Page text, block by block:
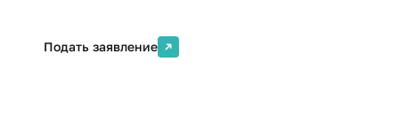
Подать заявление